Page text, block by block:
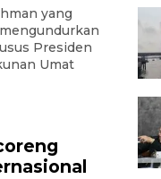
yang
Presiden
Umat